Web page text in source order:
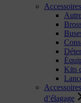
Kits
d’élagage